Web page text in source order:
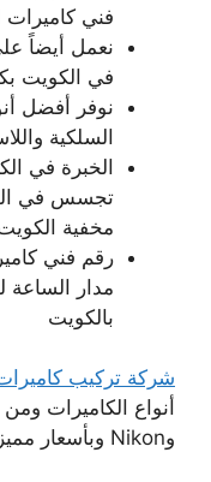
فني كاميرات
نعمل أيضاً
في الكويت
نوفر أفضل
السلكية
الخبرة في
تجسس في
مخفية
رقم فني
مدار الساعة
بالكويت
شركة تركيب
وNikon وبأسعار مميزة